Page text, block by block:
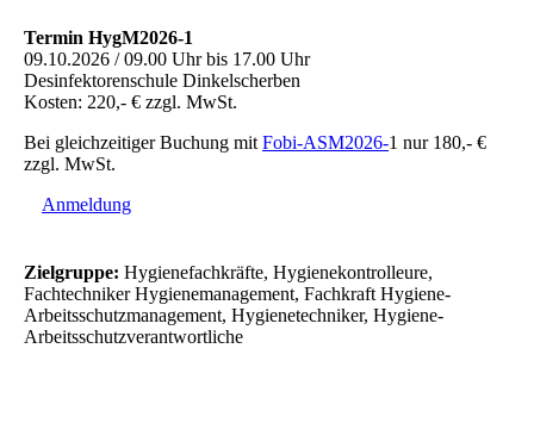
Termin HygM2026-1
09.10.2026 / 09.00 Uhr bis 17.00 Uhr
Desinfektorenschule Dinkelscherben
Kosten: 220,- € zzgl. MwSt.
Bei gleichzeitiger Buchung mit Fobi-ASM2026-1 nur 180,- €
zzgl. MwSt.
Anmeldung
Zielgruppe: Hygienefachkräfte, Hygienekontrolleure,
Fachtechniker Hygienemanagement, Fachkraft Hygiene-
Arbeitsschutzmanagement, Hygienetechniker, Hygiene-
Arbeitsschutzverantwortliche